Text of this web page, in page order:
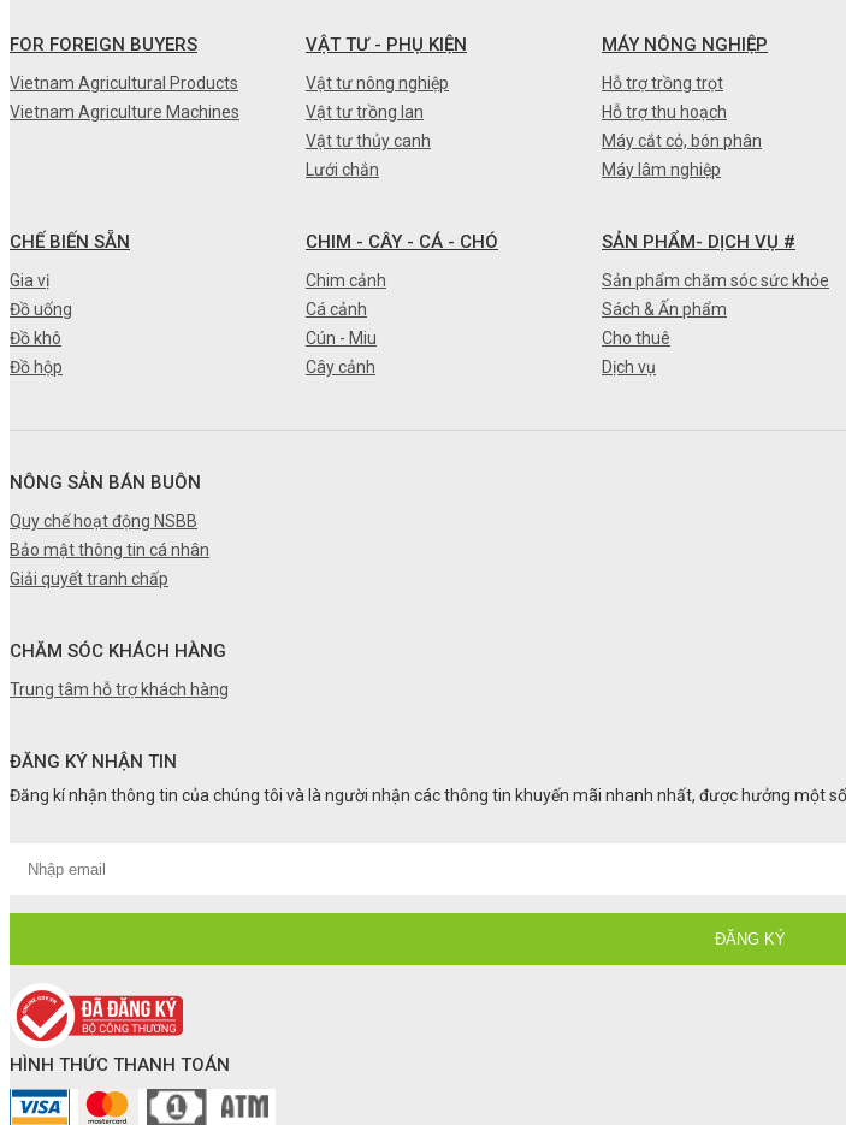
•
• Máy nông nghiệp
• Thiết bị-Phương tiện
•
• Sản phẩm- Dịch vụ #
• Kỹ thuật - Công nghệ
FOR FOREIGN BUYERS
Vietnam Agricultural Products
Vietnam Agriculture Machines
VẬT TƯ - PHỤ KIỆN
Vật tư nông nghiệp
Vật tư trồng lan
Vật tư thủy canh
Lưới chắn
MÁY NÔNG NGHIỆP
Hỗ trợ trồng trọt
Hỗ trợ thu hoạch
Máy cắt cỏ, bón phân
Máy lâm nghiệp
CHẾ BIẾN SẴN
Gia vị
Đồ uống
Đồ khô
Đồ hộp
CHIM - CÂY - CÁ - CHÓ
Chim cảnh
Cá cảnh
Cún - Miu
Cây cảnh
SẢN PHẨM- DỊCH VỤ #
Sản phẩm chăm sóc sức khỏe
Sách & Ấn phẩm
Cho thuê
Dịch vụ
NÔNG SẢN BÁN BUÔN
Quy chế hoạt động NSBB
Bảo mật thông tin cá nhân
Giải quyết tranh chấp
CHĂM SÓC KHÁCH HÀNG
Trung tâm hỗ trợ khách hàng
ĐĂNG KÝ NHẬN TIN
Đăng kí nhận thông tin của chúng tôi và là người nhận các thông tin khuyến mãi nhanh nhất, được hưởng một
HÌNH THỨC THANH TOÁN